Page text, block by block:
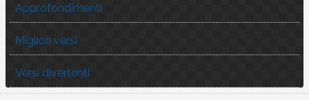
Approfondimenti
Migliori versi
Versi divertenti